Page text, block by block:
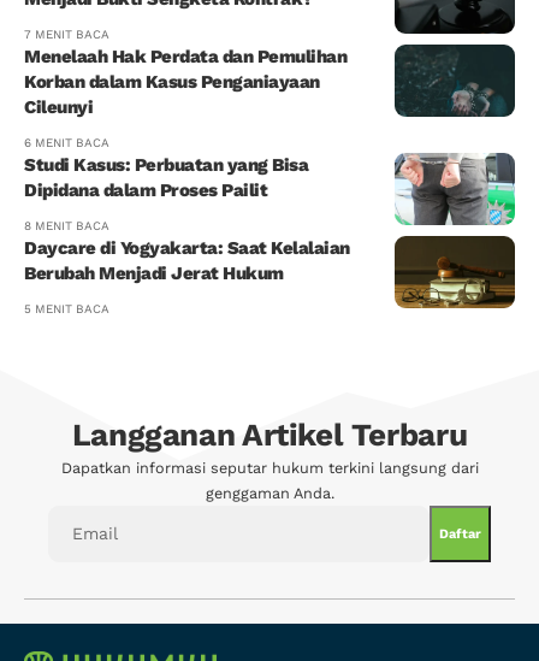
7 MENIT BACA
Menelaah Hak Perdata dan Pemulihan
Korban dalam Kasus Penganiayaan
Cileunyi
6 MENIT BACA
Studi Kasus: Perbuatan yang Bisa
Dipidana dalam Proses Pailit
8 MENIT BACA
Daycare di Yogyakarta: Saat Kelalaian
Berubah Menjadi Jerat Hukum
5 MENIT BACA
Langganan Artikel Terbaru
Dapatkan informasi seputar hukum terkini langsung dari
genggaman Anda.